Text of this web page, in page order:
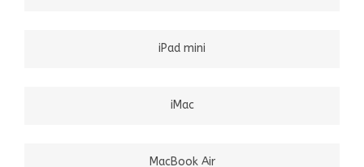
iPad mini
iMac
MacBook Air